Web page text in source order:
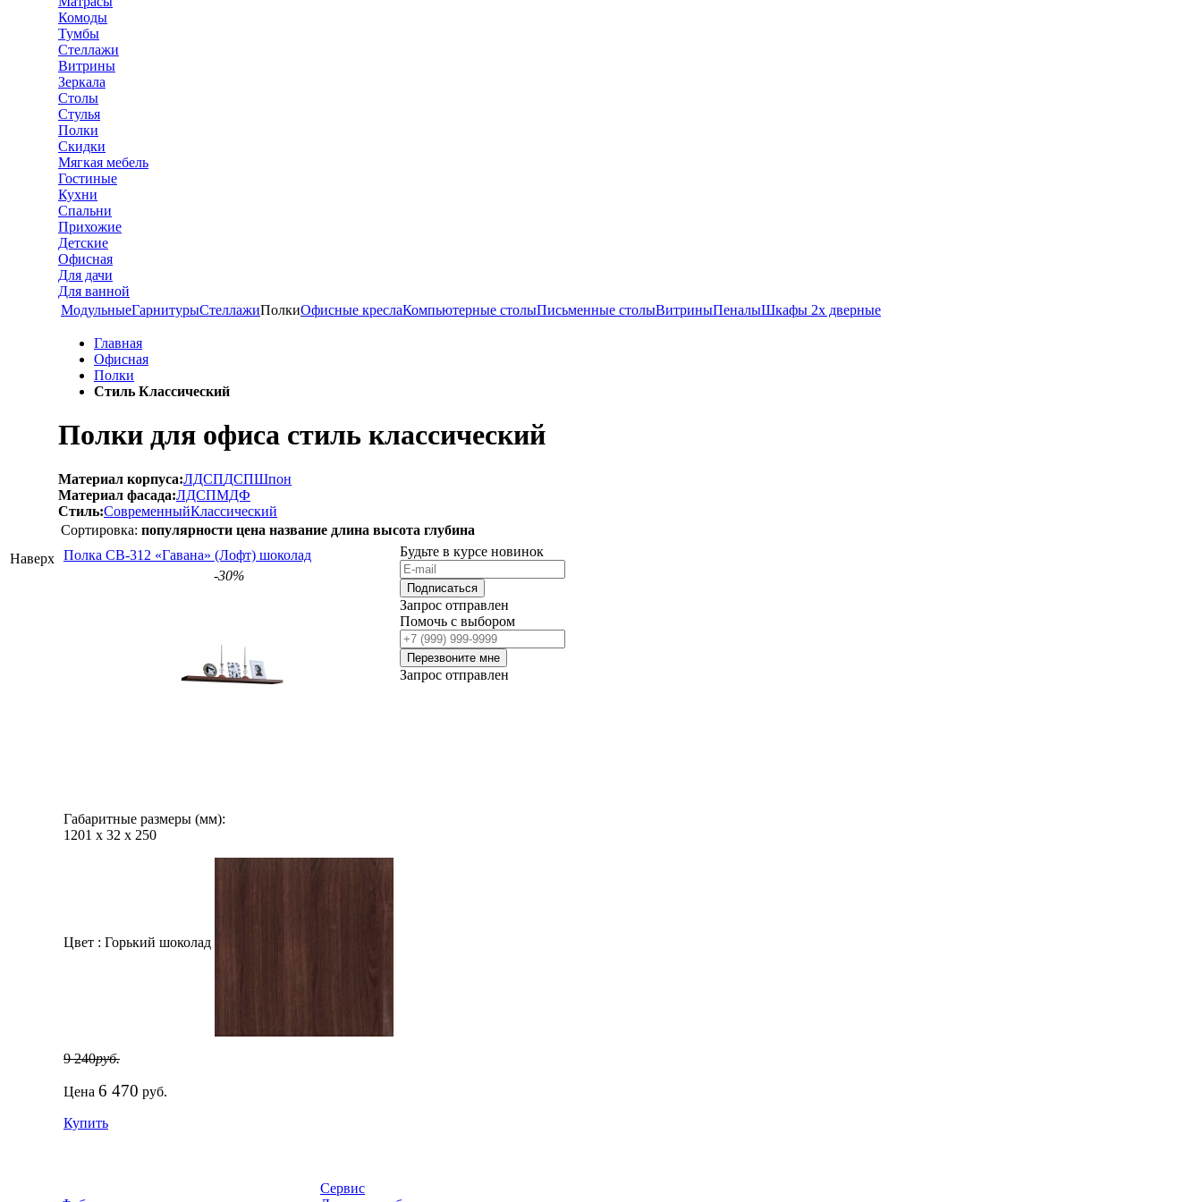
Наверх
Комоды
Тумбы
Стеллажи
Витрины
Зеркала
Столы
Стулья
Полки
Скидки
Мягкая мебель
Гостиные
Кухни
Спальни
Прихожие
Детские
Офисная
Для дачи
Для ванной
МодульныеГарнитурыСтеллажиПолкиОфисные креслаКомпьютерные столыПисьменные столыВитриныПеналыШкафы 2х дверные
Главная
Офисная
Полки
Стиль Классический
Полки для офиса стиль классический
Материал корпуса:ЛДСПДСПШпон
Материал фасада:ЛДСПМДФ
Стиль:СовременныйКлассический
Сортировка: популярности цена название длина высота глубина
Полка СВ-312 «Гавана» (Лофт) шоколад
-30%
Габаритные размеры (мм):
1201 х 32 х 250
Цвет : Горький шоколад
9 240руб.
Цена 6 470 руб.
Купить
Будьте в курсе новинок
Подписаться
Запрос отправлен
Помочь с выбором
Перезвоните мне
Запрос отправлен
Сервис